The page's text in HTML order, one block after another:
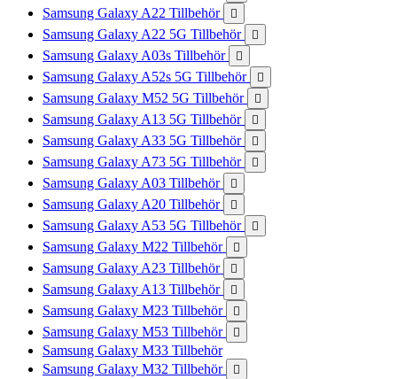
Samsung Galaxy A22 Tillbehör 
Samsung Galaxy A22 5G Tillbehör 
Samsung Galaxy A03s Tillbehör 
Samsung Galaxy A52s 5G Tillbehör 
Samsung Galaxy M52 5G Tillbehör 
Samsung Galaxy A13 5G Tillbehör 
Samsung Galaxy A33 5G Tillbehör 
Samsung Galaxy A73 5G Tillbehör 
Samsung Galaxy A03 Tillbehör 
Samsung Galaxy A20 Tillbehör 
Samsung Galaxy A53 5G Tillbehör 
Samsung Galaxy M22 Tillbehör 
Samsung Galaxy A23 Tillbehör 
Samsung Galaxy A13 Tillbehör 
Samsung Galaxy M23 Tillbehör 
Samsung Galaxy M53 Tillbehör 
Samsung Galaxy M33 Tillbehör
Samsung Galaxy M32 Tillbehör
